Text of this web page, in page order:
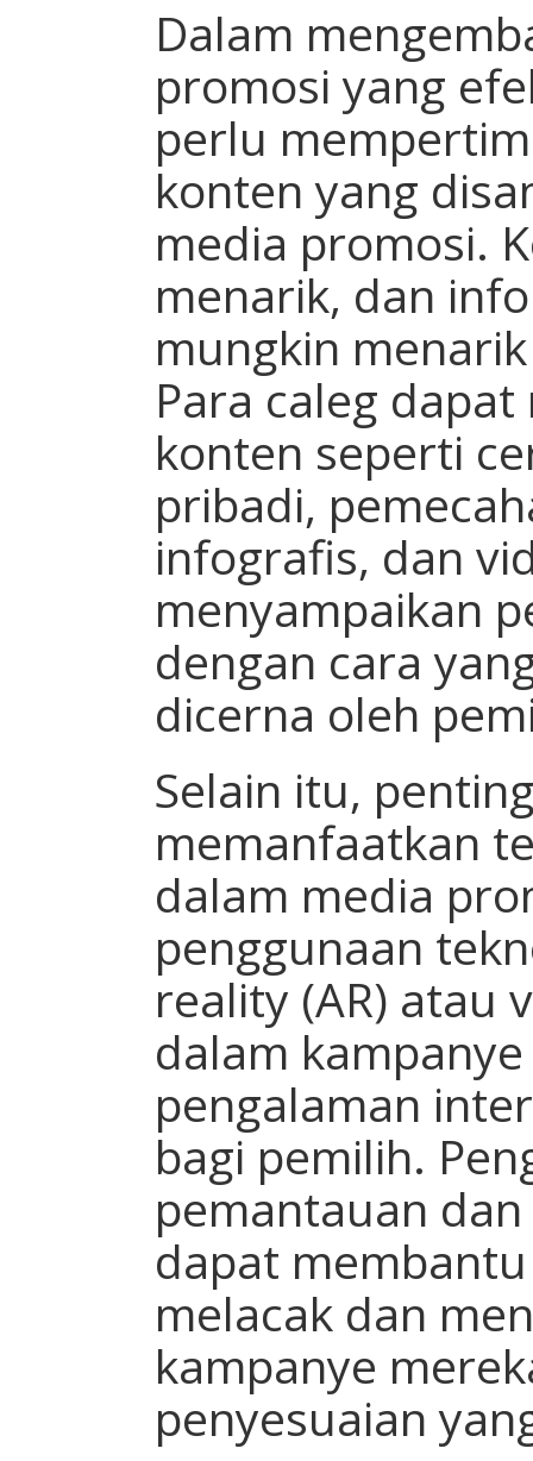
Dalam
promosi yang
perlu
konten yang
media promosi.
menarik, dan
mungkin
Para caleg
konten seperti
pribadi,
infografis, dan
menyampaikan
dengan cara
dicerna oleh
Selain itu,
memanfaatkan
dalam media
penggunaan
reality (AR) atau
dalam
pengalaman
bagi pemilih.
pemantauan
dapat
melacak dan
kampanye
penyesuaian